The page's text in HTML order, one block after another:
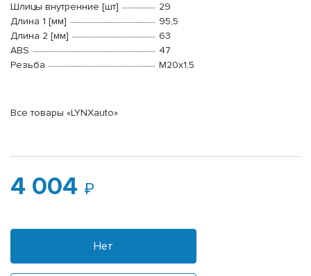
Шлицы внутренние [шт]
29
Длина 1 [мм]
95,5
Длина 2 [мм]
63
ABS
47
Резьба
М20x1,5
Все товары «LYNXauto»
4 004
Нет